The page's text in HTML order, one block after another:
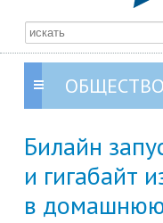
ОБЩЕСТВО
Билайн
и гигабайт
в домашнюю